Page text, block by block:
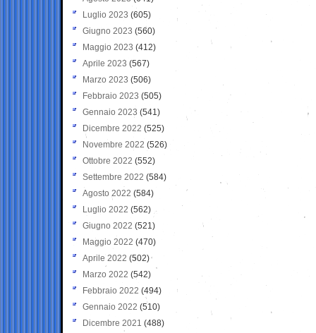
Luglio 2023 (605)
Giugno 2023 (560)
Maggio 2023 (412)
Aprile 2023 (567)
Marzo 2023 (506)
Febbraio 2023 (505)
Gennaio 2023 (541)
Dicembre 2022 (525)
Novembre 2022 (526)
Ottobre 2022 (552)
Settembre 2022 (584)
Agosto 2022 (584)
Luglio 2022 (562)
Giugno 2022 (521)
Maggio 2022 (470)
Aprile 2022 (502)
Marzo 2022 (542)
Febbraio 2022 (494)
Gennaio 2022 (510)
Dicembre 2021 (488)